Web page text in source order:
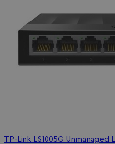
TP-Link LS1005G Unmanaged